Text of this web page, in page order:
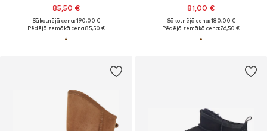
85,50 €
Sākotnējā cena: 190,00 €
Pēdējā zemākā cena:85,50 €
81,00 €
Sākotnējā cena: 180,00 €
Pēdējā zemākā cena:76,50 €